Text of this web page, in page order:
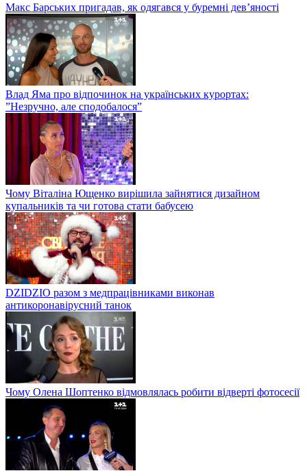
Макс Барських пригадав, як одягався у буремні дев’яності
Влад Яма про відпочинок на українських курортах:
”Незручно, але сподобалося”
Чому Віталіна Ющенко вирішила зайнятися дизайном
купальників та чи готова стати бабусею
DZIDZIO разом з медпрацівниками виконав
антикоронавірусний танок
Чому Олена Шоптенко відмовлялась робити відверті фотосесії